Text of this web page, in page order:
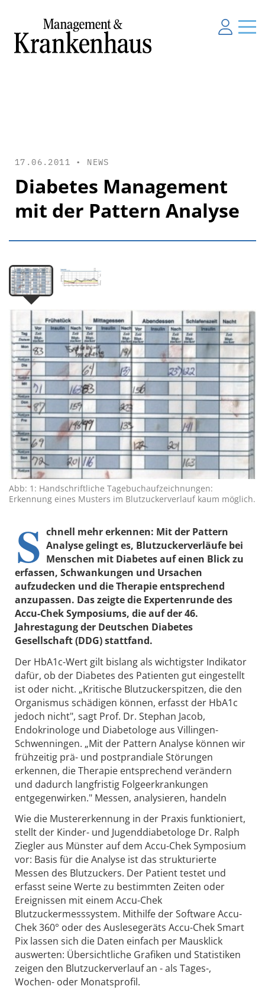
17.06.2011 • NEWS
Diabetes Management
mit der Pattern Analyse
Abb: 1: Handschriftliche Tagebuchaufzeichnungen:
Erkennung eines Musters im Blutzuckerverlauf kaum möglich.
S chnell mehr erkennen: Mit der Pattern
Analyse gelingt es, Blutzuckerverläufe bei
Menschen mit Diabetes auf einen Blick zu
erfassen, Schwankungen und Ursachen
aufzudecken und die Therapie entsprechend
anzupassen. Das zeigte die Expertenrunde des
Accu-Chek Symposiums, die auf der 46.
Jahrestagung der Deutschen Diabetes
Gesellschaft (DDG) stattfand.
Der HbA1c-Wert gilt bislang als wichtigster Indikator
dafür, ob der Diabetes des Patienten gut eingestellt
ist oder nicht. „Kritische Blutzuckerspitzen, die den
Organismus schädigen können, erfasst der HbA1c
jedoch nicht", sagt Prof. Dr. Stephan Jacob,
Endokrinologe und Diabetologe aus Villingen-
Schwenningen. „Mit der Pattern Analyse können wir
frühzeitig prä- und postprandiale Störungen
erkennen, die Therapie entsprechend verändern
und dadurch langfristig Folgeerkrankungen
entgegenwirken." Messen, analysieren, handeln
Wie die Mustererkennung in der Praxis funktioniert,
stellt der Kinder- und Jugenddiabetologe Dr. Ralph
Ziegler aus Münster auf dem Accu-Chek Symposium
vor: Basis für die Analyse ist das strukturierte
Messen des Blutzuckers. Der Patient testet und
erfasst seine Werte zu bestimmten Zeiten oder
Ereignissen mit einem Accu-Chek
Blutzuckermesssystem. Mithilfe der Software Accu-
Chek 360° oder des Auslesegeräts Accu-Chek Smart
Pix lassen sich die Daten einfach per Mausklick
auswerten: Übersichtliche Grafiken und Statistiken
zeigen den Blutzuckerverlauf an - als Tages-,
Wochen- oder Monatsprofil.